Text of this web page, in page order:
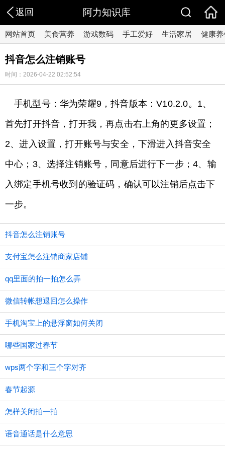
返回 阿力知识库
网站首页 美食营养 游戏数码 手工爱好 生活家居 健康养
抖音怎么注销账号
时间：2026-04-22 02:52:54
手机型号：华为荣耀9，抖音版本：V10.2.0。1、
首先打开抖音，打开我，再点击右上角的更多设置；
2、进入设置，打开账号与安全，下滑进入抖音安全
中心；3、选择注销账号，同意后进行下一步；4、输
入绑定手机号收到的验证码，确认可以注销后点击下
一步。
抖音怎么注销账号
支付宝怎么注销商家店铺
qq里面的拍一拍怎么弄
微信转帐想退回怎么操作
手机淘宝上的悬浮窗如何关闭
哪些国家过春节
wps两个字和三个字对齐
春节起源
怎样关闭拍一拍
语音通话是什么意思